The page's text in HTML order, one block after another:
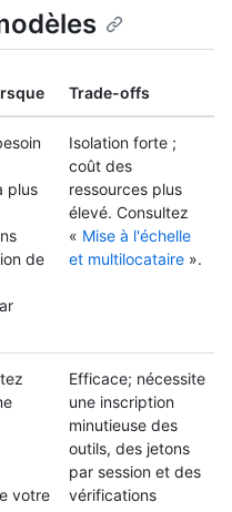
Trade-offs
plus
de
Isolation forte ;
coût des
ressources plus
élevé. Consultez
« Mise à l'échelle
et multilocataire ».
votre
Efficace; nécessite
une inscription
minutieuse des
outils, des jetons
par session et des
vérifications